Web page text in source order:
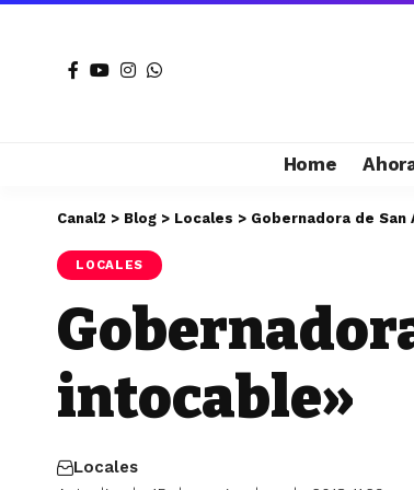
Home
Canal2 > Blog > Locales > Gobernadora de
LOCALES
intocable»
Locales